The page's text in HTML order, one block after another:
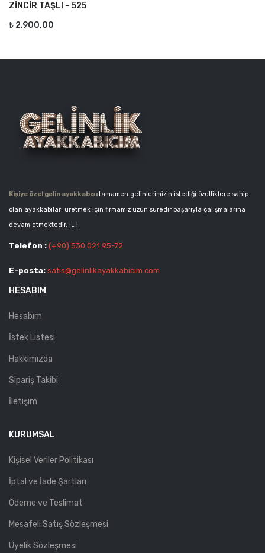
ZINCIR TAŞLI – 525
₺ 2.900,00
Kişiye özel gelin ayakkabısıtamamen gelinlerimizin istediği özelliklere sahip
olan ayakkabıları üretmek için firmamız uzun süredir başarıyla çalışmalarına
devam etmektedir. […].
Telefon : (+90) 530 021 95-72
E-posta: satis@gelinlikayakkabicim.com
HESABIM
Hesabım
İstek Listesi
Hakkımızda
Sipariş Takibi
İletişim
KURUMSAL
Kişisel Veriler Politikası
İptal ve İade Şartları
Ödeme ve Teslimat
Mesafeli Satış Sözleşmesi
Üyelik Sözleşmesi